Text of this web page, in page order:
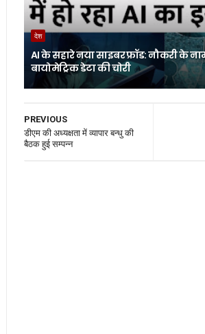
देश
AI के सहारे नया साइबर फ्रॉड: नौकरी के
बायोमेट्रिक डेटा की चोरी
PREVIOUS
डीएम की अध्यक्षता में व्यापार बन्धु की
बैठक हुई सम्पन्न